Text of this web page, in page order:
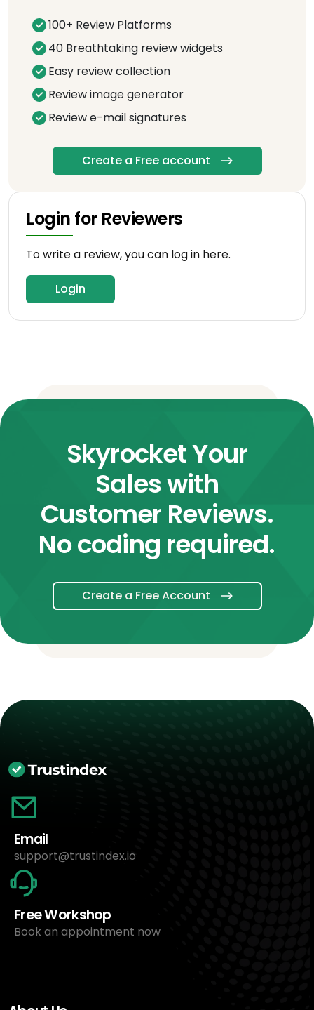
100+ Review Platforms
40 Breathtaking review widgets
Easy review collection
Review image generator
Review e-mail signatures
Create a Free account
Login for Reviewers
To write a review, you can log in here.
Login
Skyrocket Your
Sales with
Customer Reviews.
No coding required.
Create a Free Account
Email
support@trustindex.io
Free Workshop
Book an appointment now